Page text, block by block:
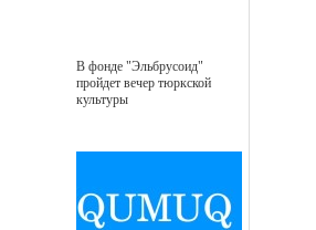
В фонде "Эльбрусоид"
пройдет вечер тюркской
культуры